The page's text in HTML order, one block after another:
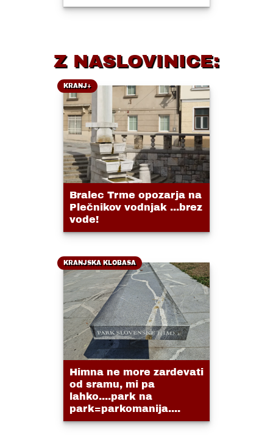
Z NASLOVINICE:
KRANJ+
Bralec Trme opozarja na
Plečnikov vodnjak ...brez
vode!
KRANJSKA KLOBASA
Himna ne more zardevati
od sramu, mi pa
lahko....park na
park=parkomanija....